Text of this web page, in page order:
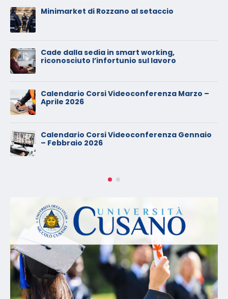
Calendario Corsi Videoconferenza
Calendario Corsi Videoconferenza Giugno –
Luglio 2025
Chi Siamo